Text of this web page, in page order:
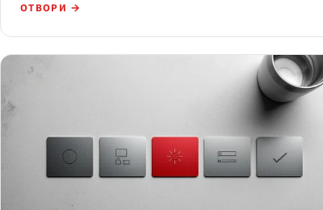
ОТВОРИ →